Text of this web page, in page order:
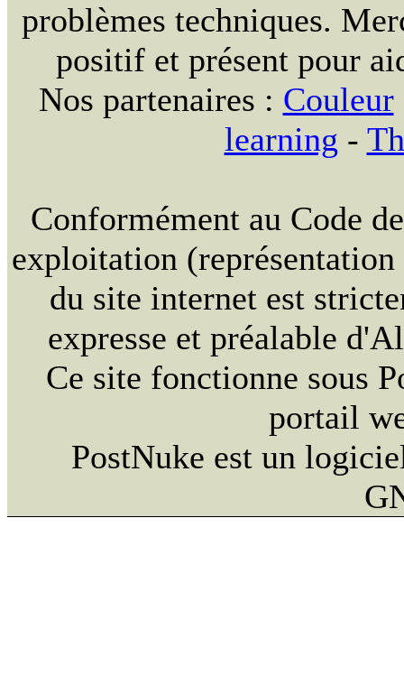
problèmes techniques.
positif et présent pour
Nos partenaires : Couleur
learning -
Conformément au Code
exploitation
du site internet est
expresse et préalable
Ce site fonctionne sous
portail
PostNuke est un